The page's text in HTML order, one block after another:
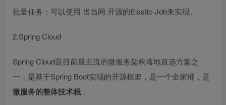
批量任务：可以使用 当当网 开源的Elastic-Job来实现。
2.Spring Cloud
Spring Cloud是目前最主流的微服务架构落地首选方案之
一，是基于Spring Boot实现的开源框架，是一个全家桶，是
微服务的整体技术栈 。